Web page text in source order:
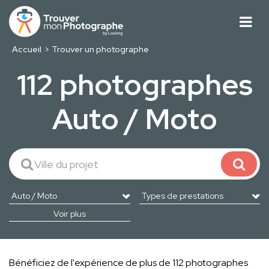
Accueil Trouver un photographe
112 photographes
Auto / Moto
Voir plus
Bénéficiez de l'expérience de plus de 112 photographes